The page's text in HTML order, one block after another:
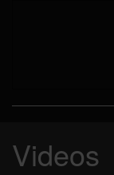
Videos